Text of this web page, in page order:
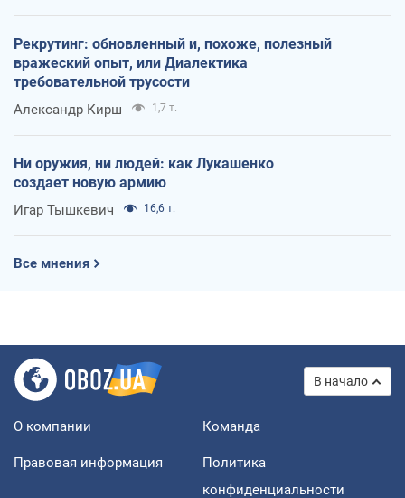
Рекрутинг: обновленный и, похоже, полезный
вражеский опыт, или Диалектика
требовательной трусости
Александр Кирш 1,7 т.
Ни оружия, ни людей: как Лукашенко
создает новую армию
Игар Тышкевич 16,6 т.
Все мнения
В начало
О компании Команда
Правовая информация
Политика
конфиденциальности